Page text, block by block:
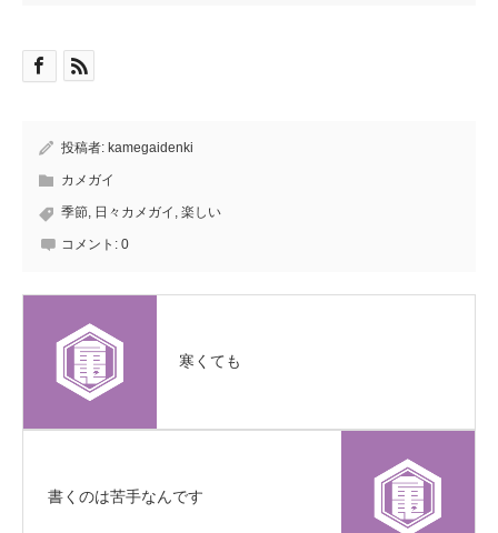
投稿者: kamegaidenki
カメガイ
季節, 日々カメガイ , 楽しい
コメント: 0
寒くても
書くのは苦手なんです